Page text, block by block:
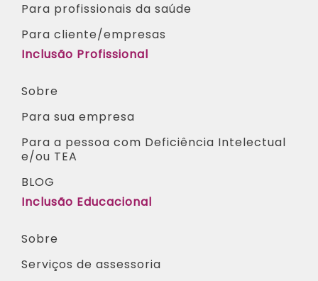
Para profissionais da saúde​
Para cliente/empresas
Inclusão Profissional
Sobre
Para sua empresa
Para a pessoa com Deficiência Intelectual
e/ou TEA​
BLOG
Inclusão Educacional
Sobre
Serviços de assessoria